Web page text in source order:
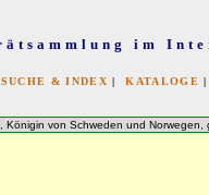
im
SUCHE & INDEX |KATALOGE
von Schweden und Norwegen,